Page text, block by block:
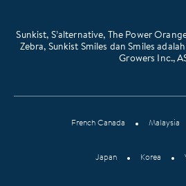
Sunkist, S’alternative, The Power
Zebra, Sunkist Smiles dan Smiles
Growers Inc.,
French Canada Malaysia
Japan Korea